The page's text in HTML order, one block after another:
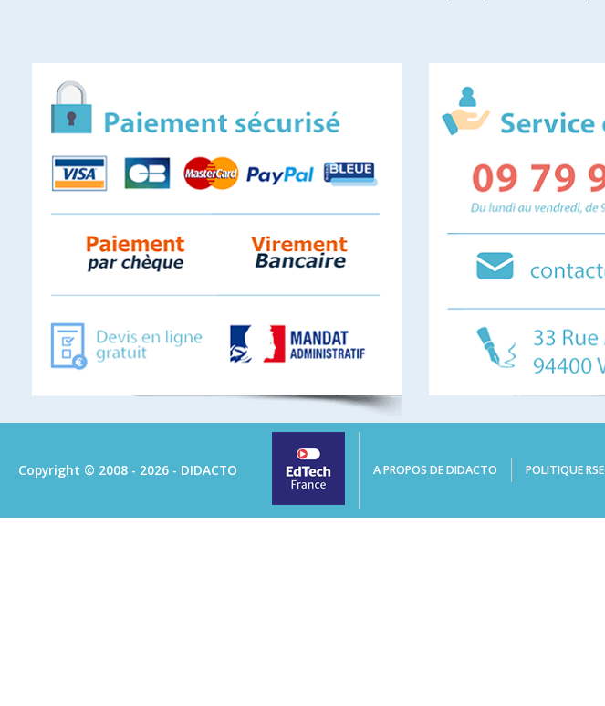
Copyright © 2008 - 2026 - DIDACTO A PROPOS DE DIDACTO POLITIQUE RSE